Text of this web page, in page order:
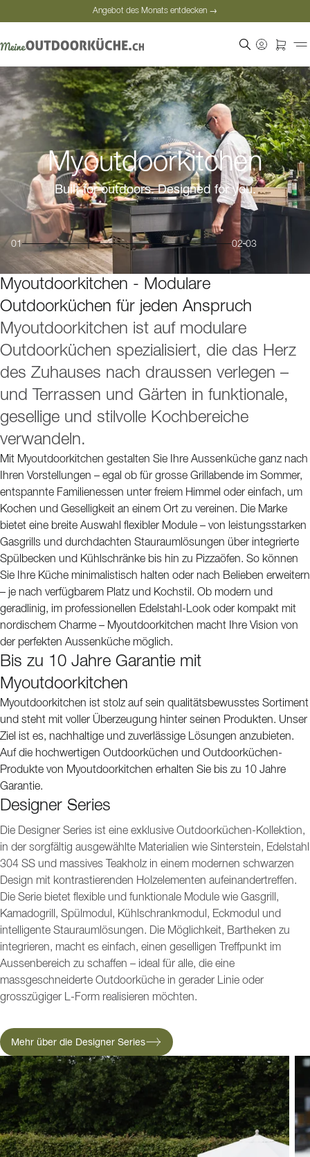
Angebot des Monats entdecken →
Angebot des Monats entdecken →
Myoutdoorkitchen
Built for outdoors. Designed for you.
01 02 03
Myoutdoorkitchen - Modulare
Outdoorküchen für jeden Anspruch
Myoutdoorkitchen ist auf modulare
Outdoorküchen spezialisiert, die das Herz
des Zuhauses nach draussen verlegen –
und Terrassen und Gärten in funktionale,
gesellige und stilvolle Kochbereiche
verwandeln.
Mit Myoutdoorkitchen gestalten Sie Ihre Aussenküche ganz nach
Ihren Vorstellungen – egal ob für grosse Grillabende im Sommer,
entspannte Familienessen unter freiem Himmel oder einfach, um
Kochen und Geselligkeit an einem Ort zu vereinen. Die Marke
bietet eine breite Auswahl flexibler Module – von leistungsstarken
Gasgrills und durchdachten Stauraumlösungen über integrierte
Spülbecken und Kühlschränke bis hin zu Pizzaöfen. So können
Sie Ihre Küche minimalistisch halten oder nach Belieben erweitern
– je nach verfügbarem Platz und Kochstil. Ob modern und
geradlinig, im professionellen Edelstahl-Look oder kompakt mit
nordischem Charme – Myoutdoorkitchen macht Ihre Vision von
der perfekten Aussenküche möglich.
Bis zu 10 Jahre Garantie mit
Myoutdoorkitchen
Myoutdoorkitchen ist stolz auf sein qualitätsbewusstes Sortiment
und steht mit voller Überzeugung hinter seinen Produkten. Unser
Ziel ist es, nachhaltige und zuverlässige Lösungen anzubieten.
Auf die hochwertigen Outdoorküchen und Outdoorküchen-
Produkte von Myoutdoorkitchen erhalten Sie bis zu 10 Jahre
Garantie.
Designer Series
Die Designer Series ist eine exklusive Outdoorküchen-Kollektion,
in der sorgfältig ausgewählte Materialien wie Sinterstein, Edelstahl
304 SS und massives Teakholz in einem modernen schwarzen
Design mit kontrastierenden Holzelementen aufeinandertreffen.
Die Serie bietet flexible und funktionale Module wie Gasgrill,
Kamadogrill, Spülmodul, Kühlschrankmodul, Eckmodul und
intelligente Stauraumlösungen. Die Möglichkeit, Bartheken zu
integrieren, macht es einfach, einen geselligen Treffpunkt im
Aussenbereich zu schaffen – ideal für alle, die eine
massgeschneiderte Outdoorküche in gerader Linie oder
grosszügiger L-Form realisieren möchten.
Mehr über die Designer Series